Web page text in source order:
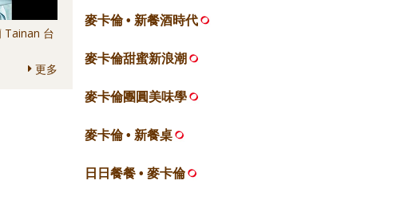
Tainan 台
更多
麥卡倫 • 新餐酒時代
麥卡倫甜蜜新浪潮
麥卡倫團圓美味學
麥卡倫 • 新餐桌
日日餐餐 • 麥卡倫